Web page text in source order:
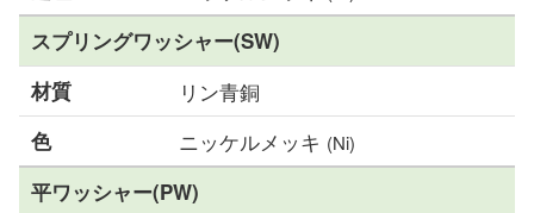
スプリングワッシャー(SW)
材質
リン青銅
色 ニッケルメッキ (Ni)
平ワッシャー(PW)